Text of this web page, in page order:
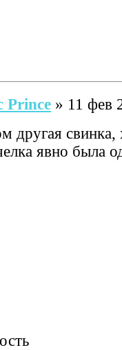
Prince » 11 фев
другая свинка,
явно была